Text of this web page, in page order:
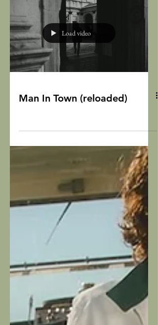
della moda bisogna intendersi sul
concetto di eccentrico. Perché lui lo è
nel senso buono. È cresciuto a Malibù,
in California, si è arruolato nei marines,
dove il suo passatempo era leggere
riviste di moda, ha studiato fashion
di andare in giro per il mondo a
Man In Town (reloaded)